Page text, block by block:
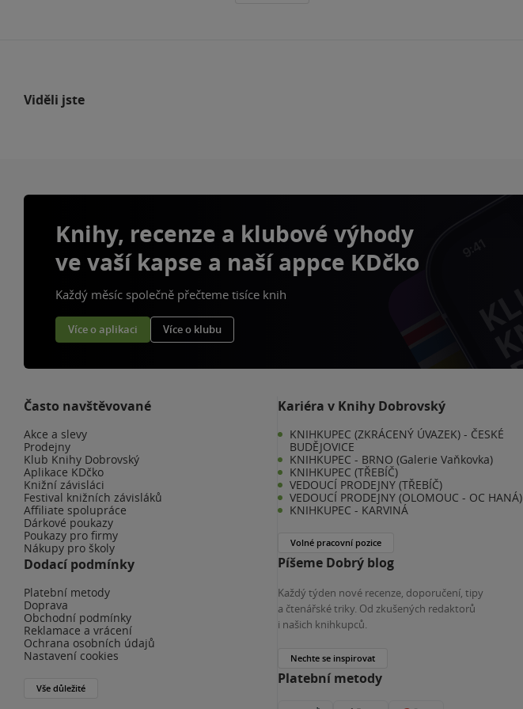
Viděli jste
Knihy, recenze a klubové výhody
ve vaší kapse a naší appce KDčko
Každý měsíc společně přečteme tisíce knih
Více o aplikaci Více o klubu
Často navštěvované
Akce a slevy
Prodejny
Klub Knihy Dobrovský
Aplikace KDčko
Knižní závisláci
Festival knižních závisláků
Affiliate spolupráce
Dárkové poukazy
Poukazy pro firmy
Nákupy pro školy
Dodací podmínky
Platební metody
Doprava
Obchodní podmínky
Reklamace a vrácení
Ochrana osobních údajů
Nastavení cookies
Vše důležité
Kariéra v Knihy Dobrovský
KNIHKUPEC (ZKRÁCENÝ ÚVAZEK) - ČESKÉ
BUDĚJOVICE
KNIHKUPEC - BRNO (Galerie Vaňkovka)
KNIHKUPEC (TŘEBÍČ)
VEDOUCÍ PRODEJNY (TŘEBÍČ)
VEDOUCÍ PRODEJNY (OLOMOUC - OC HANÁ)
KNIHKUPEC - KARVINÁ
Volné pracovní pozice
Píšeme Dobrý blog
Každý týden nové recenze, doporučení, tipy
a čtenářské triky. Od zkušených redaktorů
i našich knihkupců.
Nechte se inspirovat
Platební metody